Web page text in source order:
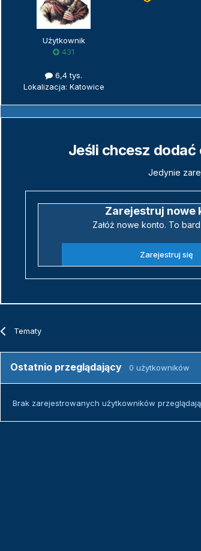
Użytkownik
431
6,4 tys.
Lokalizacja: Katowice
Jeśli chcesz
Jedynie
Zarejestruj nowe
Załóż nowe konto. To
Zarejestruj się
Tematy
Ostatnio przeglądający 0 użytkowników
Brak zarejestrowanych użytkowników